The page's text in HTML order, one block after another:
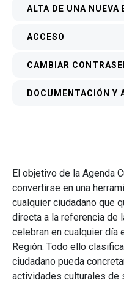
ALTA DE UNA NUEVA
ACCESO
CAMBIAR
DOCUMENTACIÓN Y
El objetivo de la Agenda
convertirse en una
cualquier ciudadano que
directa a la referencia de
celebran en cualquier día
Región. Todo ello
ciudadano pueda
actividades culturales de